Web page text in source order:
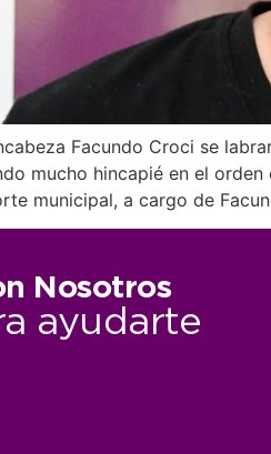
Facundo Croci se
mucho hincapié en el
municipal, a cargo de
Nosotros
ayudarte